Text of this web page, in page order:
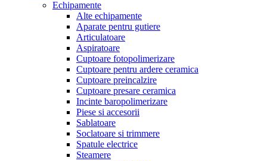
Echipamente
Alte echipamente
Aparate pentru gutiere
Articulatoare
Aspiratoare
Cuptoare fotopolimerizare
Cuptoare pentru ardere ceramica
Cuptoare preincalzire
Cuptoare presare ceramica
Incinte baropolimerizare
Piese si accesorii
Sablatoare
Soclatoare si trimmere
Spatule electrice
Steamere